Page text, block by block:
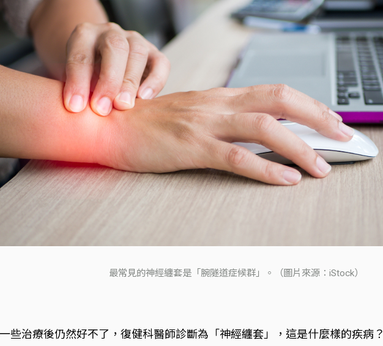
最常見的神經纏套是「腕隧道症候群」。（圖片來源：iStock）
些治療後仍然好不了，復健科醫師診斷為「神經纏套」，這是什麼樣的疾病？